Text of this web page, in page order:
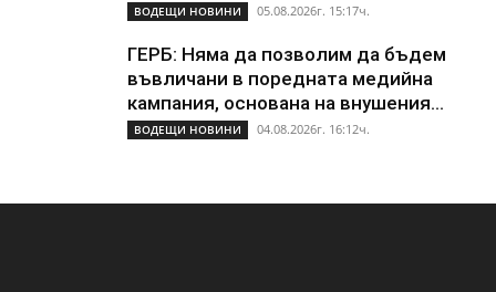
ВОДЕЩИ НОВИНИ 05.08.2026г. 15:17ч.
ГЕРБ: Няма да позволим да бъдем
въвличани в поредната медийна
кампания, основана на внушения...
ВОДЕЩИ НОВИНИ 04.08.2026г. 16:12ч.